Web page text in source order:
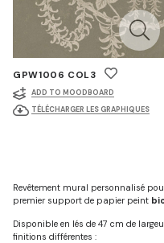
GPW1006 COL3
ADD TO MOODBOARD
TÉLÉCHARGER LES GRAPHIQUES
Revêtement mural personnalisé
premier support de papier peint
Disponible en lés de 47 cm de
finitions différentes :